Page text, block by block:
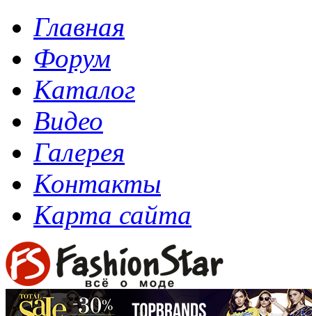
Главная
Форум
Каталог
Видео
Галерея
Контакты
Карта сайта